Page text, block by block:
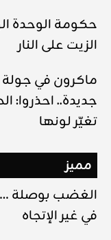
حكومة الوحدة
الزيت على النار
ماكرون في جولة
جديدة.. احذروا:
تغيّر لونها
مميز
الغضب بوصلة …
في غير الإتجاه